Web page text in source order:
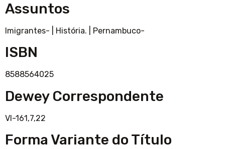
Assuntos
Imigrantes- História. Pernambuco-
ISBN
8588564025
Dewey Correspondente
VI-161,7,22
Forma Variante do Título